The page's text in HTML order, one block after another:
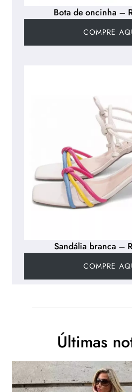
Sandália branca –
COMPRE
Bota de oncinha –
COMPRE
Últimas